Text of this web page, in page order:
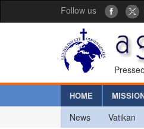
Follow us
HOME
News Vatikan